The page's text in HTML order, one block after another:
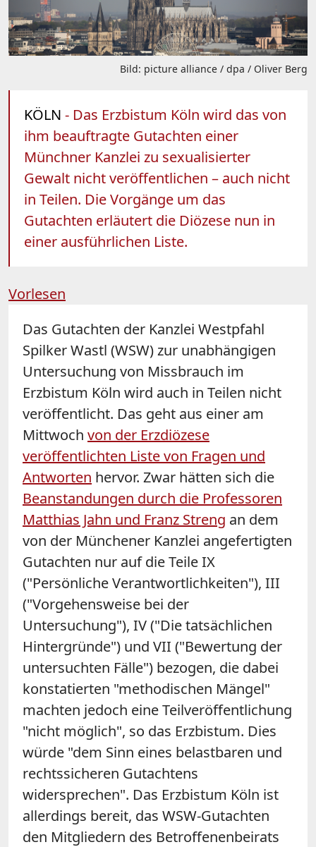
Bild: picture alliance / dpa / Oliver Berg
KÖLN - Das Erzbistum Köln wird das von
ihm beauftragte Gutachten einer
Münchner Kanzlei zu sexualisierter
Gewalt nicht veröffentlichen – auch nicht
in Teilen. Die Vorgänge um das
Gutachten erläutert die Diözese nun in
einer ausführlichen Liste.
Vorlesen
Das Gutachten der Kanzlei Westpfahl
Spilker Wastl (WSW) zur unabhängigen
Untersuchung von Missbrauch im
Erzbistum Köln wird auch in Teilen nicht
veröffentlicht. Das geht aus einer am
Mittwoch von der Erzdiözese
veröffentlichten Liste von Fragen und
Antworten hervor. Zwar hätten sich die
Beanstandungen durch die Professoren
Matthias Jahn und Franz Streng an dem
von der Münchener Kanzlei angefertigten
Gutachten nur auf die Teile IX
("Persönliche Verantwortlichkeiten"), III
("Vorgehensweise bei der
Untersuchung"), IV ("Die tatsächlichen
Hintergründe") und VII ("Bewertung der
untersuchten Fälle") bezogen, die dabei
konstatierten "methodischen Mängel"
machten jedoch eine Teilveröffentlichung
"nicht möglich", so das Erzbistum. Dies
würde "dem Sinn eines belastbaren und
rechtssicheren Gutachtens
widersprechen". Das Erzbistum Köln ist
allerdings bereit, das WSW-Gutachten
den Mitgliedern des Betroffenenbeirats